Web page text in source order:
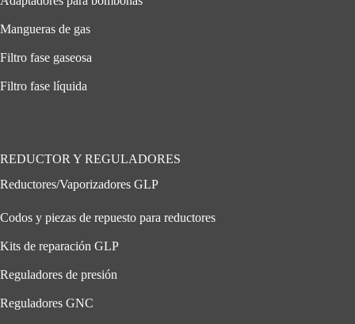
Mangueras de gas
Filtro fase gaseosa
Filtro fase líquida
REDUCTOR Y REGULADORES
Reductores/Vaporizadores GLP
Codos y piezas de repuesto para reductores
Kits de reparación GLP
Reguladores de presión
Reguladores GNC